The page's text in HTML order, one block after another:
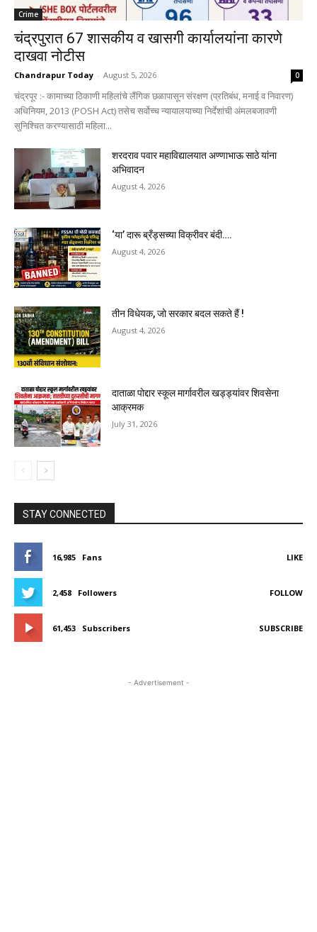
Crime
चंद्रपुरात 67 शासकीय व खासगी कार्यालयांना कारणे
दाखवा नोटीस
Chandrapur Today - August 5, 2026 0
चंद्रपूर :- कामाच्या ठिकाणी महिलांचे लैंगिक छळापासून संरक्षण (प्रतिबंध, मनाई व निवारण)
अधिनियम, 2013 (POSH Act) तसेच सर्वोच्च न्यायालयाच्या निर्देशांची अंमलबजावणी
सुनिश्चित करण्यासाठी महिला...
शरदराव पवार महाविद्यालयात अण्णाभाऊ साठे यांना
अभिवादन
August 4, 2026
‘या’ दारू ब्रँड्सच्या विक्रीवर बंदी….
August 4, 2026
तीन विधेयक, जो सरकार बदल सकते हैं !
August 4, 2026
दाताळा पोद्दार स्कूल मार्गावरील खड्ड्यांवर शिवसेना
आक्रमक
July 31, 2026
STAY CONNECTED
16,985 Fans LIKE
2,458 Followers FOLLOW
61,453 Subscribers SUBSCRIBE
- Advertisement -